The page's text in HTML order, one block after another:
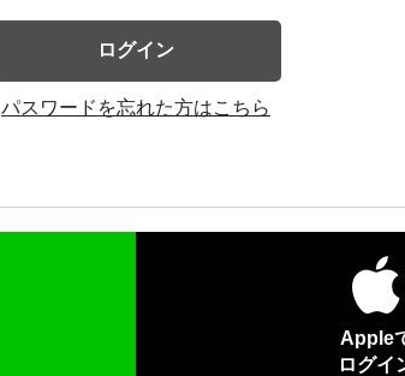
ログイン
パスワードを忘れた方はこちら
Apple
ログイ